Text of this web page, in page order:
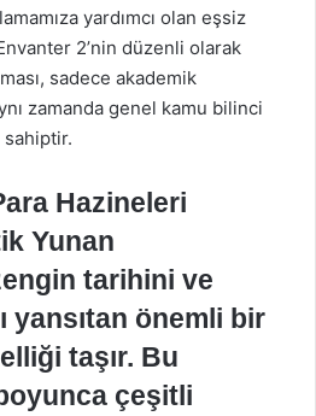
yardımcı olan eşsiz
2’nin düzenli olarak
sadece akademik
zamanda genel kamu bilinci
Hazineleri
Yunan
tarihini ve
yansıtan önemli bir
taşır. Bu
çeşitli